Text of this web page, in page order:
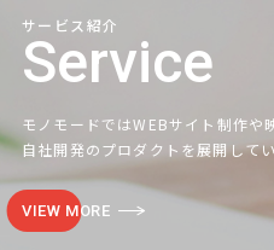
サービス紹介
Service
モノモードではWEBサイト制作や
自社開発のプロダクトを展開してい
VIEW MORE